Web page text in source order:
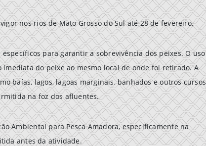
nos rios de Mato Grosso do Sul até 28 de fevereiro.
para garantir a sobrevivência dos peixes. O uso
do peixe ao mesmo local de onde foi retirado. A
baías, lagos, lagoas marginais, banhados e outros cursos
na foz dos afluentes.
Ambiental para Pesca Amadora, especificamente na
antes da atividade.